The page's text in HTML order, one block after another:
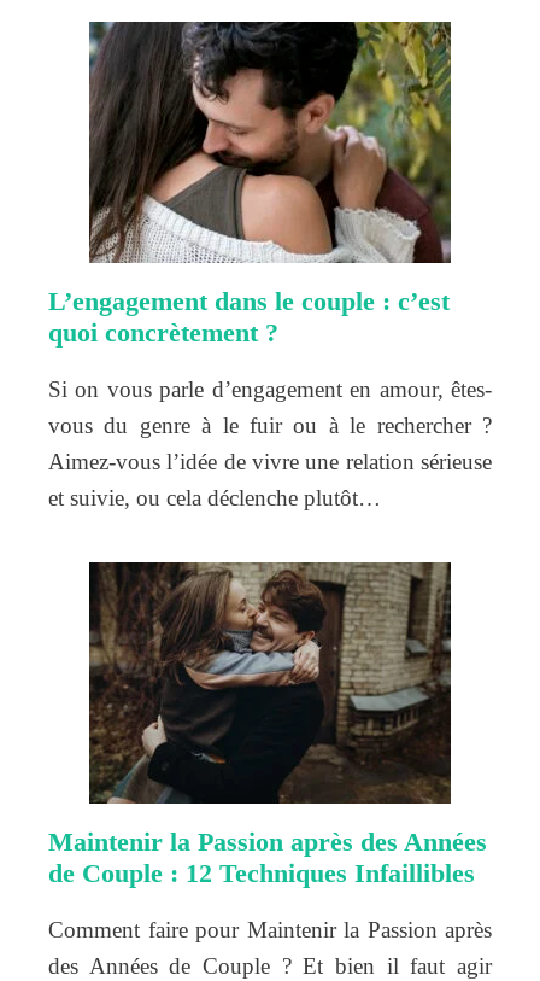
L’engagement dans le couple : c’est
quoi concrètement ?
Si on vous parle d’engagement en amour, êtes-
vous du genre à le fuir ou à le rechercher ?
Aimez-vous l’idée de vivre une relation sérieuse
et suivie, ou cela déclenche plutôt…
Maintenir la Passion après des Années
de Couple : 12 Techniques Infaillibles
Comment faire pour Maintenir la Passion après
des Années de Couple ? Et bien il faut agir